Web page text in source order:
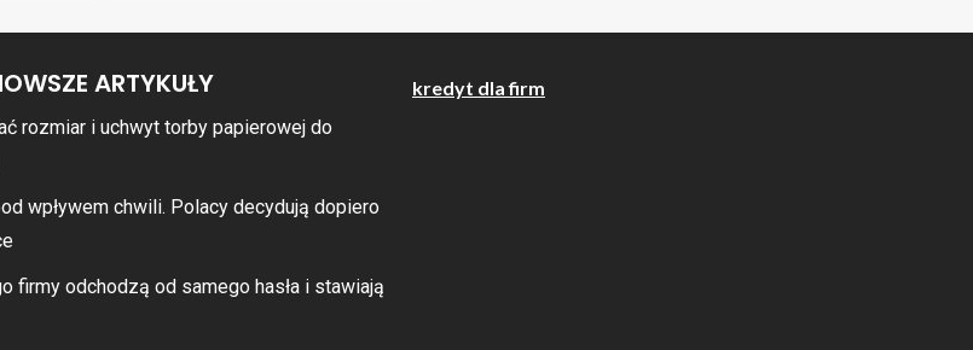
ARTYKUŁY
rozmiar i uchwyt torby papierowej do
wpływem chwili. Polacy decydują dopiero
firmy odchodzą od samego hasła i stawiają
kredyt dla firm